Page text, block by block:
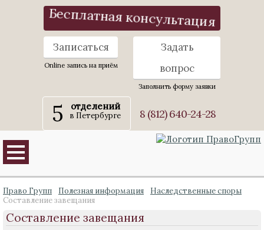
Бесплатная консультация
Записаться
Online запись на приём
Задать
вопрос
Заполнить форму заявки
5 отделений
в Петербурге 8 (812) 640-24-28
Право Групп Полезная информация
Наследственные споры
Составление завещания
Составление завещания